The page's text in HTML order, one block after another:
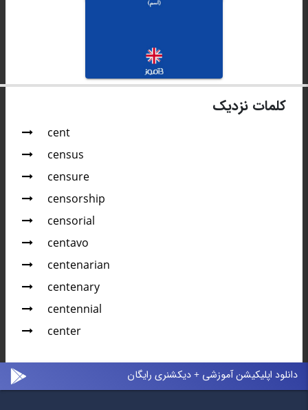
کلمات نزدیک
cent
census
censure
censorship
censorial
centavo
centenarian
centenary
centennial
center
دانلود اپلیکیشن آموزشی + دیکشنری رایگان